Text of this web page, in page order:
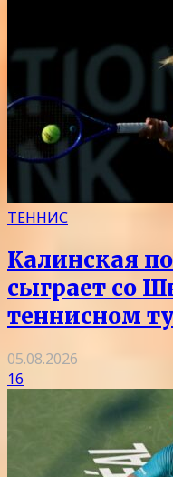
ТЕННИС
Калинская
сыграет со
теннисном
05.08.2026
16